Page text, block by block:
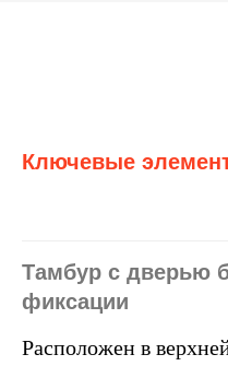
Ключевые
Тамбур с дверью
фиксации
Расположен в